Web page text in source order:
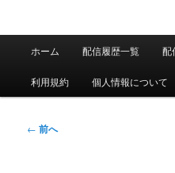
メ
ホーム 配信履歴一覧 配
利用規約 個人情報について
投
← 前へ